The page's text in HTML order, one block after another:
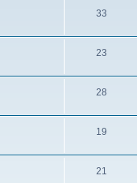
33
23
28
19
21